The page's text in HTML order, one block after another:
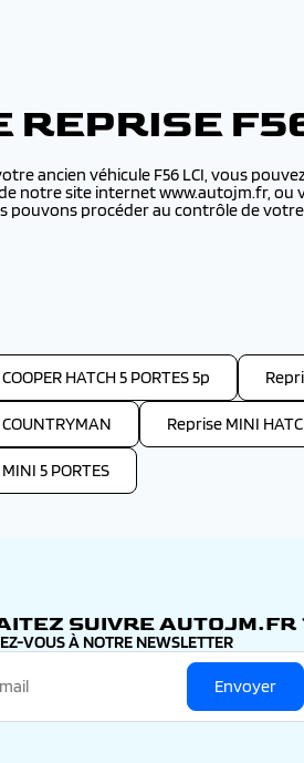
REPRISE
ancien véhicule F56 LCI, vous
notre site internet www.autojm.fr,
pouvons procéder au contrôle de
HATCH 5 PORTES 5p
Reprise MINI
5 PORTES
SUIVRE AUTOJM.FR
VOUS À NOTRE NEWSLETTER
Envoyer